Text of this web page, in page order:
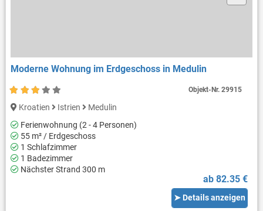
Moderne Wohnung im Erdgeschoss in Medulin
Kroatien Istrien
Medulin
Ferienwohnung (2 - 4 Personen)
55 m² / Erdgeschoss
1 Schlafzimmer
1 Badezimmer
Nächster Strand 300 m
ab 82.35 €
➤ Details anzeigen
Objekt-Nr.29915